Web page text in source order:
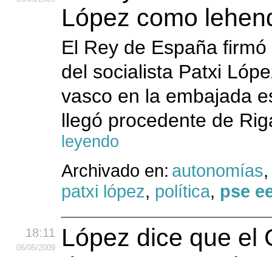
López como
El Rey de España
del socialista Patxi
vasco en la embajada
llegó procedente de
leyendo
Archivado en: autonomías
patxi lópez, política, pse
18:11
06/05/2009
López dice que el